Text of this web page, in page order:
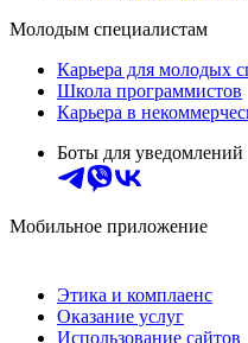
Молодым специалистам
Карьера для молодых
Школа программистов
Карьера в
Боты для уведомлений
Мобильное приложение
Этика и комплаенс
Оказание услуг
Использование сайтов